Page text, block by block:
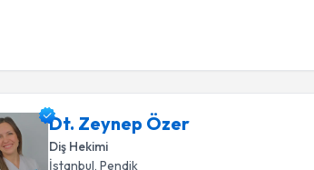
Dt. Zeynep Özer
Diş Hekimi
İstanbul, Pendik